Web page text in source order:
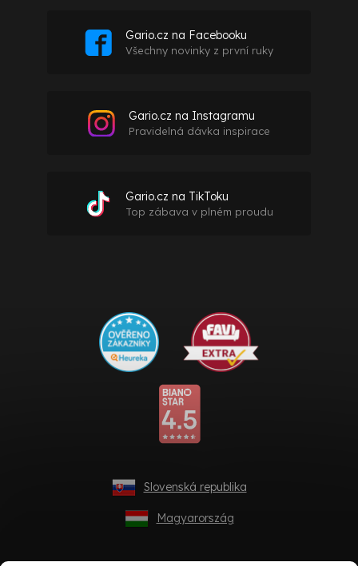
Gario.cz na Facebooku
Všechny novinky z první ruky
Gario.cz na Instagramu
Pravidelná dávka inspirace
Gario.cz na TikToku
Top zábava v plném proudu
Slovenská republika
Magyarország